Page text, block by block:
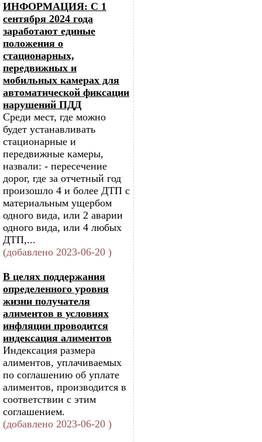
ИНФОРМАЦИЯ: С 1
сентября 2024 года
заработают единые
положения о
стационарных,
передвижных и
мобильных камерах для
автоматической фиксации
нарушений ПДД
Среди мест, где можно
будет устанавливать
стационарные и
передвижные камеры,
назвали: - пересечение
дорог, где за отчетный год
произошло 4 и более ДТП с
материальным ущербом
одного вида, или 2 аварии
одного вида, или 4 любых
ДТП,...
(добавлено 2023-06-20 )
В целях поддержания
определенного уровня
жизни получателя
алиментов в условиях
инфляции проводится
индексация алиментов
Индексация размера
алиментов, уплачиваемых
по соглашению об уплате
алиментов, производится в
соответствии с этим
соглашением.
(добавлено 2023-06-20 )